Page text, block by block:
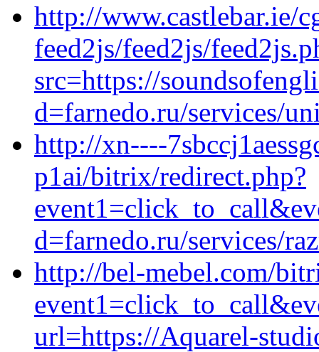
http://www.castlebar.ie/
feed2js/feed2js/
src=https://
d=farnedo.ru/services/
http://xn----
p1ai/bitrix/redirect.php?
d=farnedo.ru/services/
http://bel-mebel.com/
url=https://Aquarel-